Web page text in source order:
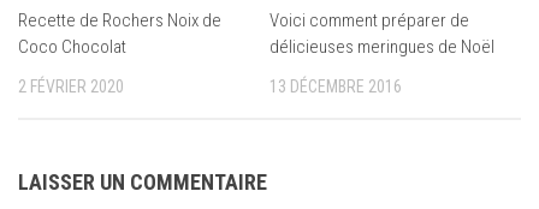
Recette de Rochers Noix de
Coco Chocolat
2 FÉVRIER 2020
Voici comment préparer de
délicieuses meringues de Noël
13 DÉCEMBRE 2016
LAISSER UN COMMENTAIRE